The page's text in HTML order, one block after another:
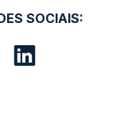
SOCIAIS: